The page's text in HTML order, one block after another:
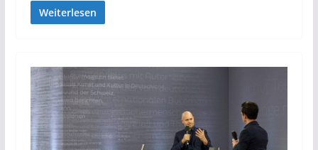
Weiterlesen